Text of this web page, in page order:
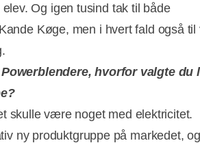
Og igen tusind tak til både
Køge, men i hvert fald også til
hvorfor valgte du
skulle være noget med elektricitet.
ny produktgruppe på markedet,